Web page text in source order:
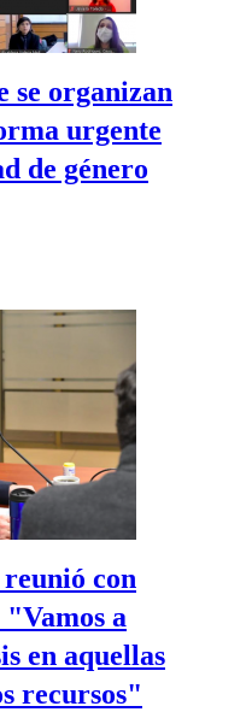
se organizan
urgente
de género
con
a
en aquellas
recursos"